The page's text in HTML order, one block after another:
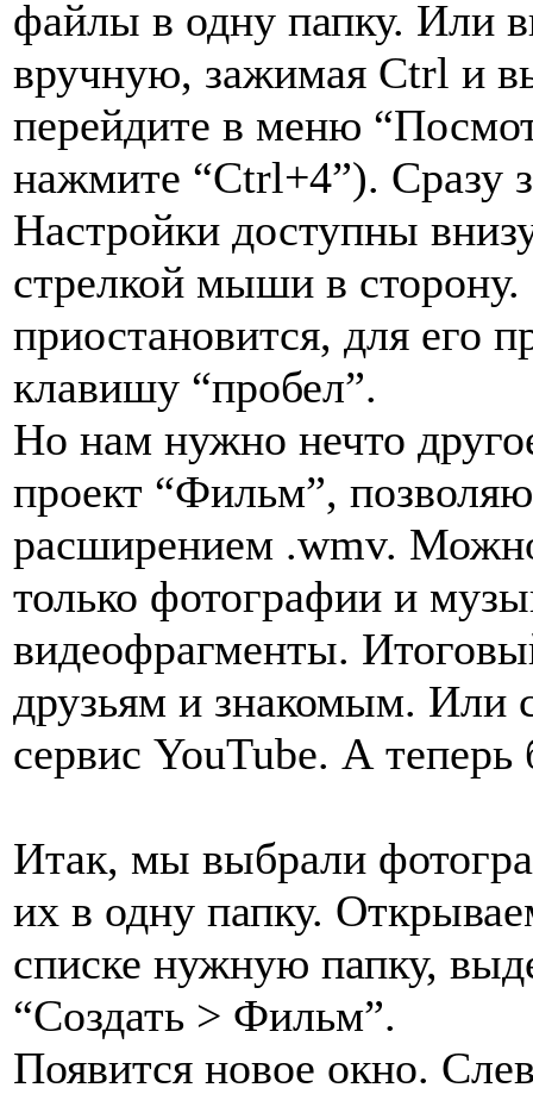
файлы в одну папку. Или
вручную, зажимая Ctrl и
перейдите в меню
нажмите “Ctrl+4”). Сразу
Настройки доступны
стрелкой мыши в
приостановится, для его
клавишу “пробел”.
Но нам нужно нечто
проект “Фильм”,
расширением .wmv.
только фотографии и
видеофрагменты.
друзьям и знакомым. Или
сервис YouTube. А теперь
Итак, мы выбрали
их в одну папку.
списке нужную папку,
“Создать > Фильм”.
Появится новое окно.